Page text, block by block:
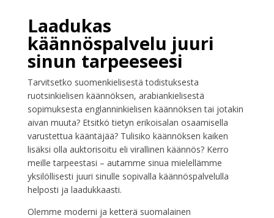
Laadukas
käännöspalvelu juuri
sinun tarpeeseesi
Tarvitsetko suomenkielisestä todistuksesta
ruotsinkielisen käännöksen, arabiankielisestä
sopimuksesta englanninkielisen käännöksen tai jotakin
aivan muuta? Etsitkö tietyn erikoisalan osaamisella
varustettua kääntäjää? Tulisiko käännöksen kaiken
lisäksi olla auktorisoitu eli virallinen käännös? Kerro
meille tarpeestasi – autamme sinua mielellämme
yksilöllisesti juuri sinulle sopivalla käännöspalvelulla
helposti ja laadukkaasti.
Olemme moderni ja ketterä suomalainen